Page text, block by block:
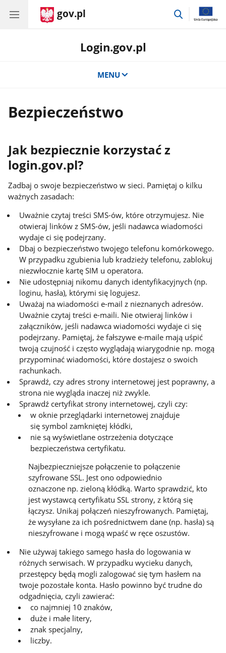
gov.pl
przejdź
Login.gov.pl
MENU
Bezpieczeństwo
Jak bezpiecznie korzystać z
login.gov.pl?
Zadbaj o swoje bezpieczeństwo w sieci. Pamiętaj o kilku
ważnych zasadach:
Uważnie czytaj treści SMS-ów, które otrzymujesz. Nie
otwieraj linków z SMS-ów, jeśli nadawca wiadomości
wydaje ci się podejrzany.
Dbaj o bezpieczeństwo twojego telefonu komórkowego.
W przypadku zgubienia lub kradzieży telefonu, zablokuj
niezwłocznie kartę SIM u operatora.
Nie udostępniaj nikomu danych identyfikacyjnych (np.
loginu, hasła), którymi się logujesz.
Uważaj na wiadomości e-mail z nieznanych adresów.
Uważnie czytaj treści e-maili. Nie otwieraj linków i
załączników, jeśli nadawca wiadomości wydaje ci się
podejrzany. Pamiętaj, że fałszywe e-maile mają uśpić
twoją czujność i często wyglądają wiarygodnie np. mogą
przypominać wiadomości, które dostajesz o swoich
rachunkach.
Sprawdź, czy adres strony internetowej jest poprawny, a
strona nie wygląda inaczej niż zwykle.
Sprawdź certyfikat strony internetowej, czyli czy:
w oknie przeglądarki internetowej znajduje
się symbol zamkniętej kłódki,
nie są wyświetlane ostrzeżenia dotyczące
bezpieczeństwa certyfikatu.
Najbezpieczniejsze połączenie to połączenie
szyfrowane SSL. Jest ono odpowiednio
oznaczone np. zieloną kłódką. Warto sprawdzić, kto
jest wystawcą certyfikatu SSL strony, z którą się
łączysz. Unikaj połączeń nieszyfrowanych. Pamiętaj,
że wysyłane za ich pośrednictwem dane (np. hasła) są
nieszyfrowane i mogą wpaść w ręce oszustów.
Nie używaj takiego samego hasła do logowania w
różnych serwisach. W przypadku wycieku danych,
przestępcy będą mogli zalogować się tym hasłem na
twoje pozostałe konta. Hasło powinno być trudne do
odgadnięcia, czyli zawierać:
co najmniej 10 znaków,
duże i małe litery,
znak specjalny,
liczby.